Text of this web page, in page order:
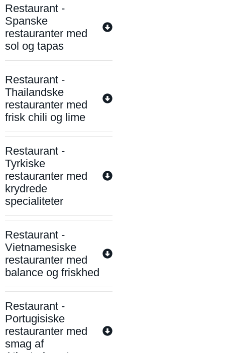
Restaurant -
Spanske
restauranter med
sol og tapas
Restaurant -
Thailandske
restauranter med
frisk chili og lime
Restaurant -
Tyrkiske
restauranter med
krydrede
specialiteter
Restaurant -
Vietnamesiske
restauranter med
balance og friskhed
Restaurant -
Portugisiske
restauranter med
smag af